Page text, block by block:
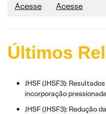
Acesse Acesse
Últimos
JHSF (JHSF3):
incorporação
JHSF (JHSF3): Redução